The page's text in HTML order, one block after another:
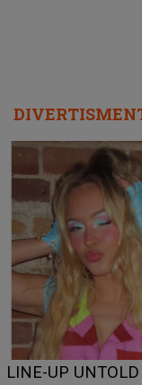
Ce a dezvăluit